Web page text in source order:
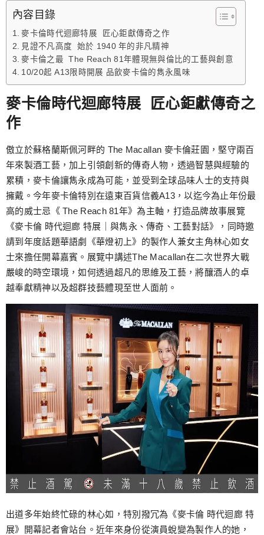
容
內容目錄
麥卡倫時代迴廊特展 匠心鉅獻傳奇之作
見證不凡高度 始於 1940 年的非凡精神
麥卡倫之最 The Reach 81年體現無與倫比的工藝與創意
10/20起 A13限時開展 品飲麥卡倫的雋永風味
麥卡倫時代迴廊特展 匠心鉅獻傳奇之
作
傲立於蘇格蘭斯佩河畔的 The Macallan 麥卡倫莊園，堅守兩百
年來製酒工藝，加上引領創新的傳奇人物，透過智慧與經驗的
累積，麥卡倫讓雋永成為可能，並受到全球品味人士的支持與
擁戴。今年麥卡倫特別在遠東百貨信義A13，以迄今為止年份最
高的威士忌《 The Reach 81年》為主軸，打造品牌故事展覽
《麥卡倫 時代迴廊 特展｜與雋永、傳奇、工藝對話》，同時邀
請到年度話題華語劇《華燈初上》的製作人兼女主角林心如女
士來擔任開幕嘉賓。展覽中講述The Macallan在二次世界大戰
嚴峻的時空環境，如何透過超凡的思維及工藝，將釀酒人的卓
越奉獻精神以及超群技藝體現至世人面前。
出道多年始終忙碌的林心如，特別撥冗為《麥卡倫 時代迴廊 特
展》開幕記者會站台。近年來身份從演員蛻變為製作人的她，